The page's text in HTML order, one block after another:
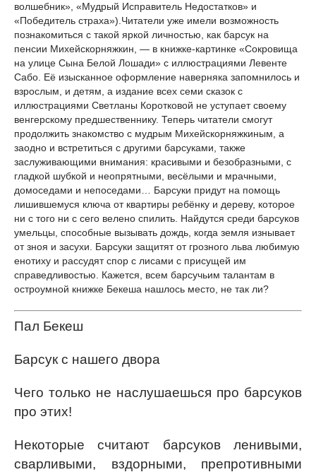
волшебник», «Мудрый Исправитель Недостатков» и
«Победитель страха»).Читатели уже имели возможность
познакомиться с такой яркой личностью, как барсук на
пенсии Михейскорняжкин, — в книжке-картинке «Сокровища
на улице Сына Белой Лошади» с иллюстрациями Левенте
Сабо. Её изысканное оформление наверняка запомнилось и
взрослым, и детям, а издание всех семи сказок с
иллюстрациями Светланы Коротковой не уступает своему
венгерскому предшественнику. Теперь читатели смогут
продолжить знакомство с мудрым Михейскорняжкиным, а
заодно и встретиться с другими барсуками, также
заслуживающими внимания: красивыми и безобразными, с
гладкой шубкой и неопрятными, весёлыми и мрачными,
домоседами и непоседами… Барсуки придут на помощь
лишившемуся ключа от квартиры ребёнку и дереву, которое
ни с того ни с сего велено спилить. Найдутся среди барсуков
умельцы, способные вызывать дождь, когда земля изнывает
от зноя и засухи. Барсуки защитят от грозного льва любимую
енотиху и рассудят спор с лисами с присущей им
справедливостью. Кажется, всем барсучьим талантам в
остроумной книжке Бекеша нашлось место, не так ли?
Пал Бекеш
Барсук с нашего двора
Чего только не наслушаешься про барсуков
про этих!
Некоторые считают барсуков ленивыми,
сварливыми, вздорными, препротивными